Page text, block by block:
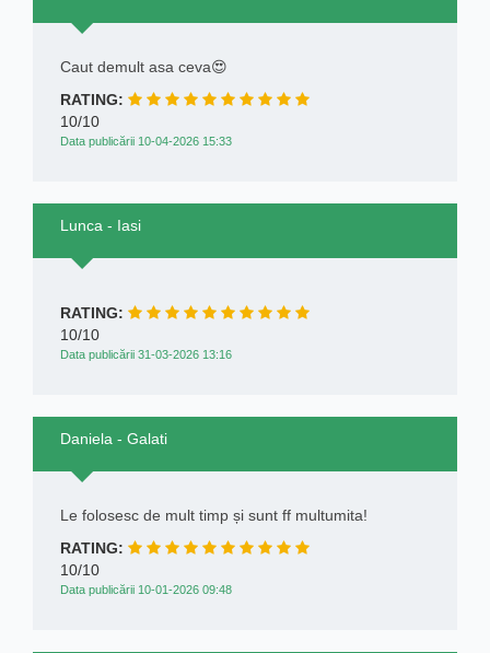
Caut demult asa ceva😍
RATING:
10/10
Data publicării 10-04-2026 15:33
Lunca - Iasi
RATING:
10/10
Data publicării 31-03-2026 13:16
Daniela - Galati
Le folosesc de mult timp și sunt ff multumita!
RATING:
10/10
Data publicării 10-01-2026 09:48